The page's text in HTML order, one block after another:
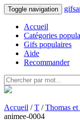
Toggle navigation
Accueil
Catégories
Gifs populaires
Aide
Recommander
Accueil /T /Thomas et
animee-0004